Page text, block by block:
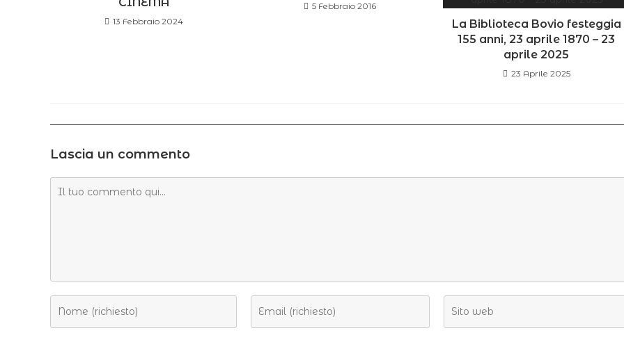
13 Febbraio 2024
5 Febbraio 2016
La Biblioteca Bovio festeggia
155 anni, 23 aprile 1870 – 23
aprile 2025
23 Aprile 2025
Lascia un commento